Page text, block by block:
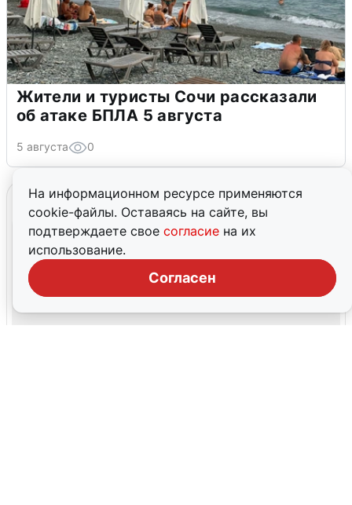
На информационном ресурсе применяются
cookie-файлы. Оставаясь на сайте, вы
подтверждаете свое согласие на их
использование.
Согласен
Жители и туристы Сочи рассказали
об атаке БПЛА 5 августа
5 августа 0